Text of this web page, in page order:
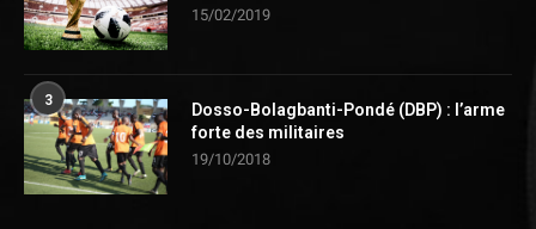
15/02/2019
3
Dosso-Bolagbanti-Pondé (DBP) : l’arme
forte des militaires
19/10/2018